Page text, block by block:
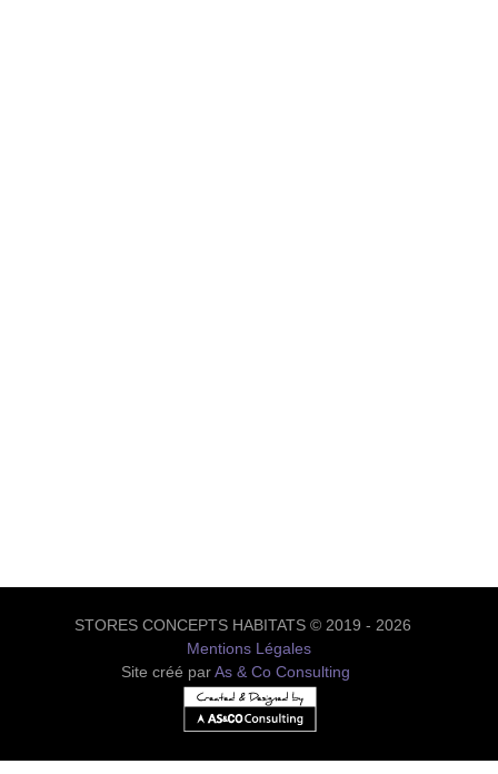
STORES CONCEPTS HABITATS © 2019 - 2026
Mentions Légales
Site créé parAs & Co Consulting